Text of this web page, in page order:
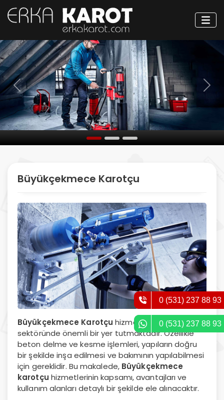
0 (531) 237 88 93
0 (531) 237 88 93
Öncesi
Büyükçekmece Karotçu
Büyükçekmece Karotçu hizmetleri, inşaat
sektöründe önemli bir yer tutmaktadır. Özellikle
beton delme ve kesme işlemleri, yapıların doğru
bir şekilde inşa edilmesi ve bakımının yapılabilmesi
için gereklidir. Bu makalede, Büyükçekmece
karotçu hizmetlerinin kapsamı, avantajları ve
kullanım alanları detaylı bir şekilde ele alınacaktır.